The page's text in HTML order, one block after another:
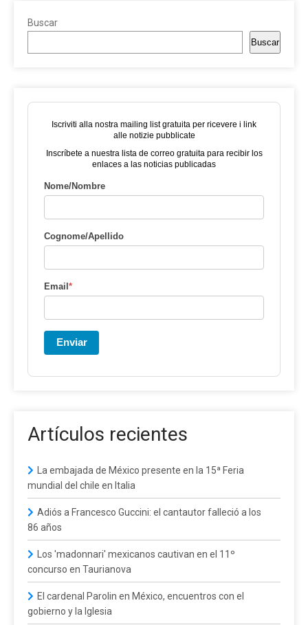
Buscar
Buscar
Iscriviti alla nostra mailing list gratuita per ricevere i link
alle notizie pubblicate
Inscríbete a nuestra lista de correo gratuita para recibir los
enlaces a las noticias publicadas
Nome/Nombre
Cognome/Apellido
Email*
Enviar
Artículos recientes
La embajada de México presente en la 15ª Feria
mundial del chile en Italia
Adiós a Francesco Guccini: el cantautor falleció a los
86 años
Los 'madonnari' mexicanos cautivan en el 11º
concurso en Taurianova
El cardenal Parolin en México, encuentros con el
gobierno y la Iglesia